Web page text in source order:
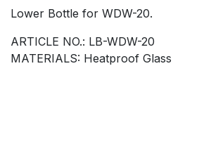
Lower Bottle for WDW-20.
ARTICLE NO.: LB-WDW-20
MATERIALS: Heatproof Glass